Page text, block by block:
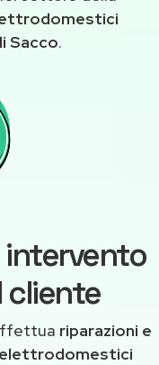
Sacco.
intervento
cliente
riparazioni e
elettrodomestici